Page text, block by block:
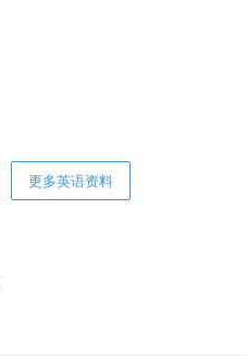
更多英语资料